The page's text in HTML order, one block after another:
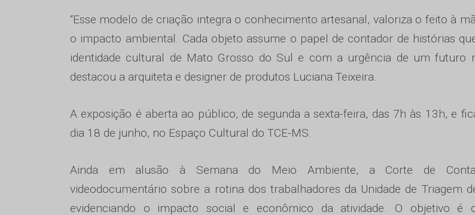
“Esse modelo de criação integra o conhecimento artesanal, valoriza o feito à
o impacto ambiental. Cada objeto assume o papel de contador de histórias
identidade cultural de Mato Grosso do Sul e com a urgência de um futuro
destacou a arquiteta e designer de produtos Luciana Teixeira.
A exposição é aberta ao público, de segunda a sexta-feira, das 7h às 13h, e
dia 18 de junho, no Espaço Cultural do TCE-MS.
Ainda em alusão à Semana do Meio Ambiente, a Corte de
videodocumentário sobre a rotina dos trabalhadores da Unidade de Triagem
evidenciando o impacto social e econômico da atividade. O objetivo é